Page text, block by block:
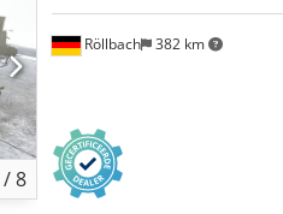
/8
Röllbach 382 km